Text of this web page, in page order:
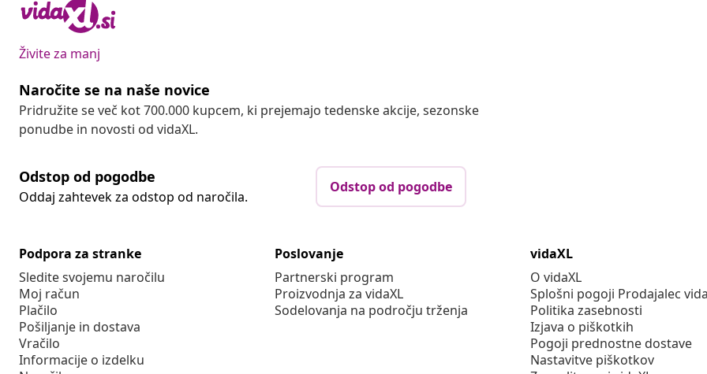
Živite za manj
Naročite se na naše novice
Pridružite se več kot 700.000 kupcem, ki prejemajo tedenske akcije, sezonske
ponudbe in novosti od vidaXL.
Odstop od pogodbe
Oddaj zahtevek za odstop od naročila.
Odstop od pogodbe
Podpora za stranke
Sledite svojemu naročilu
Moj račun
Plačilo
Pošiljanje in dostava
Vračilo
Informacije o izdelku
Poslovanje
Partnerski program
Proizvodnja za vidaXL
Sodelovanja na področju trženja
vidaXL
O vidaXL
Splošni pogoji Prodajalec
Politika zasebnosti
Izjava o piškotkih
Pogoji prednostne dostave
Nastavitve piškotkov